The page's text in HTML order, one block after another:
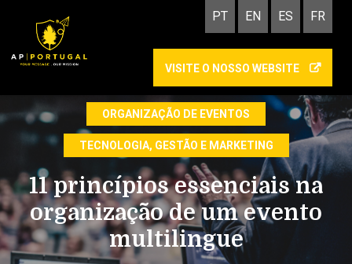
PT EN ES FR
VISITE O NOSSO WEBSITE
ORGANIZAÇÃO DE EVENTOS
TECNOLOGIA, GESTÃO E MARKETING
11 princípios essenciais na
organização de um evento
multilingue